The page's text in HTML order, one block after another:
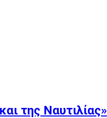
της Ναυτιλίας»